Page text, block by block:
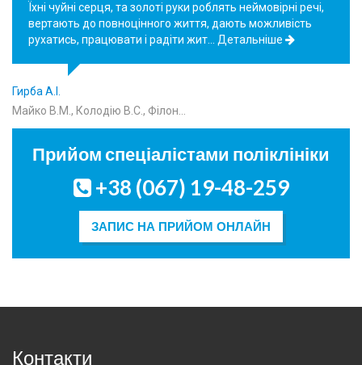
Вітаю. Я постійний пацієнт лікарні Пирогова, інвалід,
переніс важку операцію на відкритому серці.
Евакуювався із зони бойових дій, впо. Хо…Детальніше
Ліннік Юрій Миколайович
працівникам Колцентру
Прийом спеціалістами поліклініки
+38 (067) 19-48-259
ЗАПИС НА ПРИЙОМ ОНЛАЙН
Контакти